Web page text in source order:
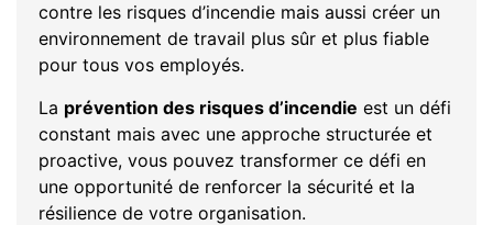
contre les risques d’incendie mais aussi créer un
environnement de travail plus sûr et plus fiable
pour tous vos employés.
La prévention des risques d’incendie est un défi
constant mais avec une approche structurée et
proactive, vous pouvez transformer ce défi en
une opportunité de renforcer la sécurité et la
résilience de votre organisation.